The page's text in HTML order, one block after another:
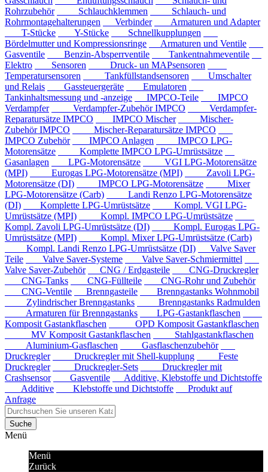
Rohrzubehör
Schlauchklemmen
Schlauch- und
Rohrmontagehalterungen
Verbinder
Armaturen und Adapter
T-Stücke
Y-Stücke
Schnellkupplungen
Bördelmutter und Kompressionsringe
Armaturen und Ventile
Gasventile
Benzin-Absperrventile
Tankentnahmeventile
Elektro
Sensoren
Druck- un MAPsensoren
Temperatursensoren
Tankfüllstandsensoren
Umschalter
und Relais
Gassteuergeräte
Emulatoren
Tankinhaltsmessung und -anzeige
IMPCO-Teile
IMPCO
Verdampfer
Verdampfer-Zubehör IMPCO
Verdampfer-
Reparatursätze IMPCO
IMPCO Mischer
Mischer-
Zubehör IMPCO
Mischer-Reparatursätze IMPCO
IMPCO Zubehör
IMPCO Anlagen
IMPCO LPG-
Motorensätze
Komplette IMPCO LPG-Umrüstsätze
Gasanlagen
LPG-Motorensätze
VGI LPG-Motorensätze
(MPI)
Eurogas LPG-Motorensätze (MPI)
Zavoli LPG-
Motorensätze (DI)
IMPCO LPG-Motorensätze
Mixer
LPG-Motorensätze (Carb)
Landi Renzo LPG-Motorensätze
(DI)
Komplette LPG-Umrüstsätze
Kompl. VGI LPG-
Umrüstsätze (MPI)
Kompl. IMPCO LPG-Umrüstsätze
Kompl. Zavoli LPG-Umrüstsätze (DI)
Kompl. Eurogas LPG-
Umrüstsätze (MPI)
Kompl. Mixer LPG-Umrüstsätze (Carb)
Kompl. Landi Renzo LPG-Umrüstsätze (DI)
Valve Saver
Teile
Valve Saver-Systeme
Valve Saver-Schmiermittel
Valve Saver-Zubehör
CNG / Erdgasteile
CNG-Druckregler
CNG-Tanks
CNG-Füllteile
CNG-Rohr und Zubehör
CNG-Ventile
Brenngasteile
Brenngastanks Wohnmobil
Zylindrischer Brenngastanks
Brenngastanks Radmulden
Armaturen für Brenngastanks
LPG-Gastankflaschen
Komposit Gastankflaschen
OPD Komposit Gastankflaschen
MV Komposit Gastankflaschen
Stahlgastankflaschen
Aluminium-Gasflaschen
Gasflaschenzubehör
Druckregler
Druckregler mit Shell-kupplung
Feste
Druckregler
Druckregler-Sets
Druckregler mit
Crashsensor
Gasventile
Additive, Klebstoffe und Dichtstoffe
Additive
Klebstoffe und Dichtstoffe
Produkt auf
Anfrage
Suche
Menü
Menü
Zurück